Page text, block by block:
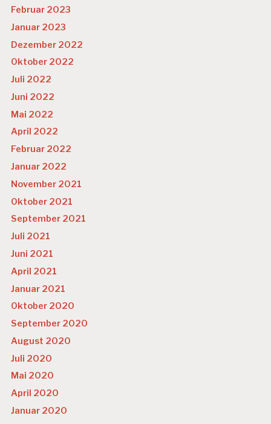
Februar 2023
Januar 2023
Dezember 2022
Oktober 2022
Juli 2022
Juni 2022
Mai 2022
April 2022
Februar 2022
Januar 2022
November 2021
Oktober 2021
September 2021
Juli 2021
Juni 2021
April 2021
Januar 2021
Oktober 2020
September 2020
August 2020
Juli 2020
Mai 2020
April 2020
Januar 2020